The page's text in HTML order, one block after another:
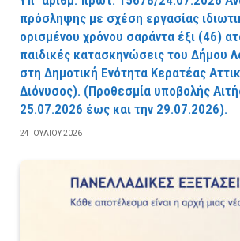
πρόσληψης με σχέση εργασίας
ορισμένου χρόνου σαράντα έξι (46)
παιδικές κατασκηνώσεις του Δήμου
στη Δημοτική Ενότητα Κερατέας
Διόνυσος). (Προθεσμία υποβολής
25.07.2026 έως και την 29.07.2026).
24 ΙΟΥΛΊΟΥ 2026